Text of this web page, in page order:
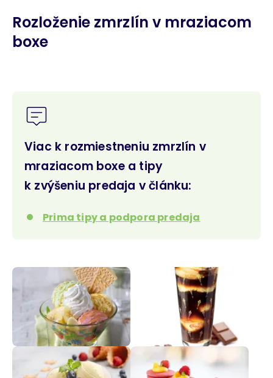
Rozloženie zmrzlín v mraziacom
boxe
Viac k rozmiestneniu zmrzlín v
mraziacom boxe a tipy
k zvýšeniu predaja v článku:
Prima tipy a podpora predaja